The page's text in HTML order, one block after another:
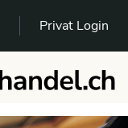
Privat Login